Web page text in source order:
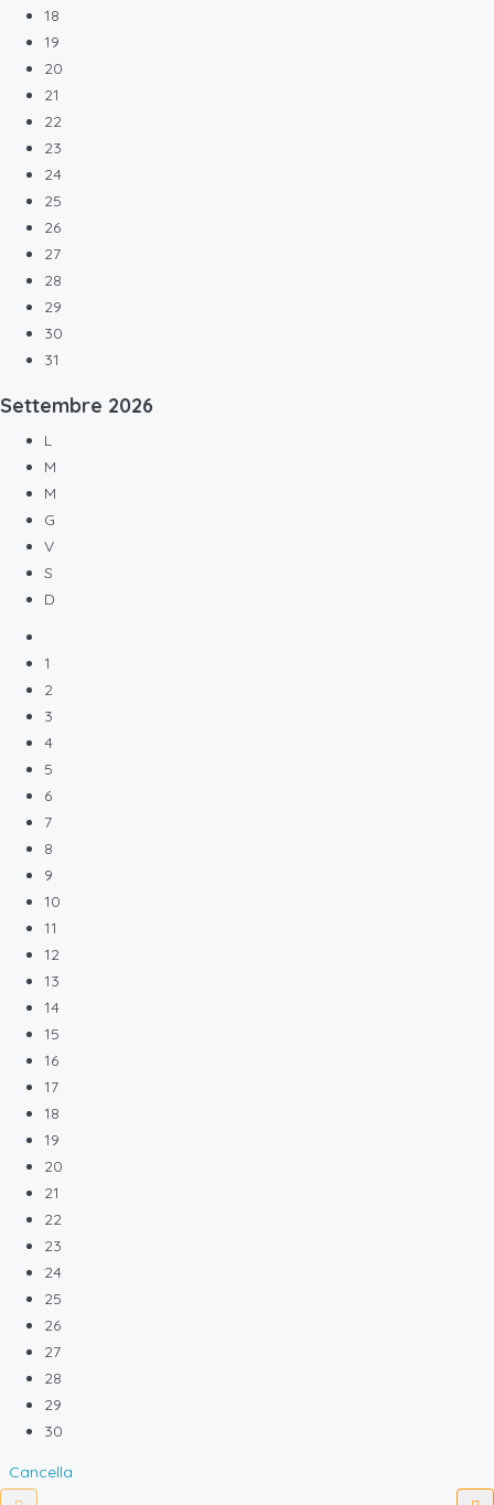
18
19
20
21
22
23
24
25
26
27
28
29
30
31
Settembre 2026
L
M
M
G
V
S
D
1
2
3
4
5
6
7
8
9
10
11
12
13
14
15
16
17
18
19
20
21
22
23
24
25
26
27
28
29
30
Cancella